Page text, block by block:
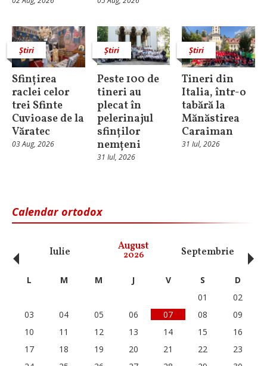
Știri
Sfințirea
raclei celor
trei Sfinte
Cuvioase de la
Văratec
03 Aug, 2026
Știri
Peste 100 de
tineri au
plecat în
pelerinajul
sfinților
nemțeni
31 Iul, 2026
Știri
Tineri din
Italia, într-o
tabără la
Mănăstirea
Caraiman
31 Iul, 2026
Calendar ortodox
Iulie August
2026 Septembrie
‹ L M M J V S
D
01
02
03
04 05 06 07 08
09
10
11 12 13 14 15
16
17
18 19 20 21 22
23